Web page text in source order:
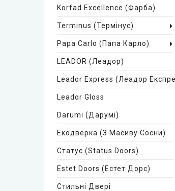
Korfad Excellence (фарба)
Terminus (Термінус)
Papa Carlo (Папа Карло)
LEADOR (Леадор)
Leador Express (Леадор
Leador Gloss
Darumi (Дарумі)
Екодверка (з Масиву Сосни)
Статус (Status Doors)
Estet Doors (Естет Дорс)
Стильні Двері